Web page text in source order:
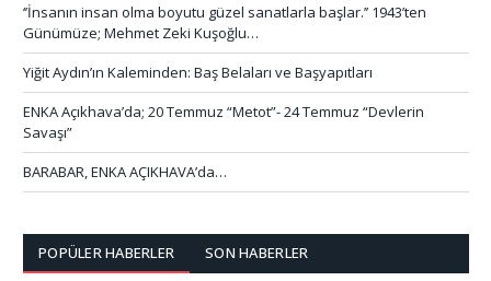
‘’İnsanın insan olma boyutu güzel sanatlarla başlar.’’ 1943’ten
Günümüze; Mehmet Zeki Kuşoğlu…
Yiğit Aydın’ın Kaleminden: Baş Belaları ve Başyapıtları
ENKA Açıkhava’da; 20 Temmuz “Metot”- 24 Temmuz “Devlerin
Savaşı”
BARABAR, ENKA AÇIKHAVA’da…
POPÜLER HABERLER SON HABERLER